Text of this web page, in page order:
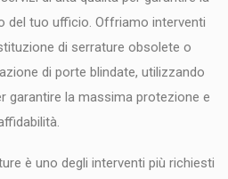
del tuo ufficio. Offriamo interventi
di serrature obsolete o
di porte blindate, utilizzando
garantire la massima protezione e
è uno degli interventi più richiesti